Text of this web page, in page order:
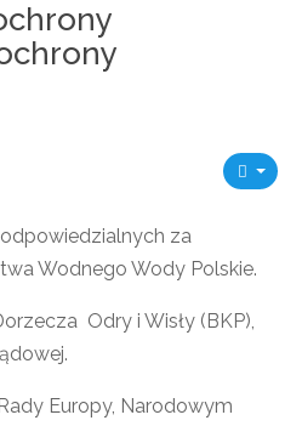
za
Wodnego Wody Polskie.
Odry i Wisły (BKP),
Europy, Narodowym